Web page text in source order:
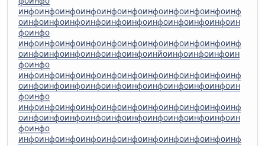
инфоинфоинфоинфоинфоинфоинфоинфоинфоинфоинф
оинфоинфоинфоинфоинфоинфоинфоинфоинфоинфоин
фоинфо
инфоинфоинфоинфоинфоинфоинфоинфоинфоинфоинф
оинфоинфоинфоинфоинфоинфоинйоинфоинфоинфоин
фоинфо
инфоинфоинфоинфоинфоинфоинфоинфоинфоинфоинф
оинфоинфоинфоинфоинфоинфоинфоинфоинфоинфоин
фоинфо
инфоинфоинфоинфоинфоинфоинфоинфоинфоинфоинф
оинфоинфоинфоинфоинфоинфоинфоинфоинфоинфоин
фоинфо
инфоинфоинфоинфоинфоинфоинфоинфоинфоинфоинф